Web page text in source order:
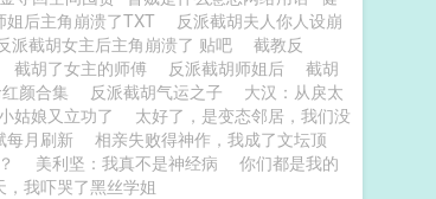
姐后主角崩溃了TXT
反派截胡夫人你人设崩
派截胡女主后主角崩溃了 贴吧
截教反
截胡了女主的师傅 反派截胡师姐后
截胡
颜合集 反派截胡气运之子
大汉：从戾太
姑娘又立功了
太好了，是变态邻居，我们没
每月刷新
相亲失败得神作，我成了文坛顶
美利坚：我真不是神经病
你们都是我的
，我吓哭了黑丝学姐